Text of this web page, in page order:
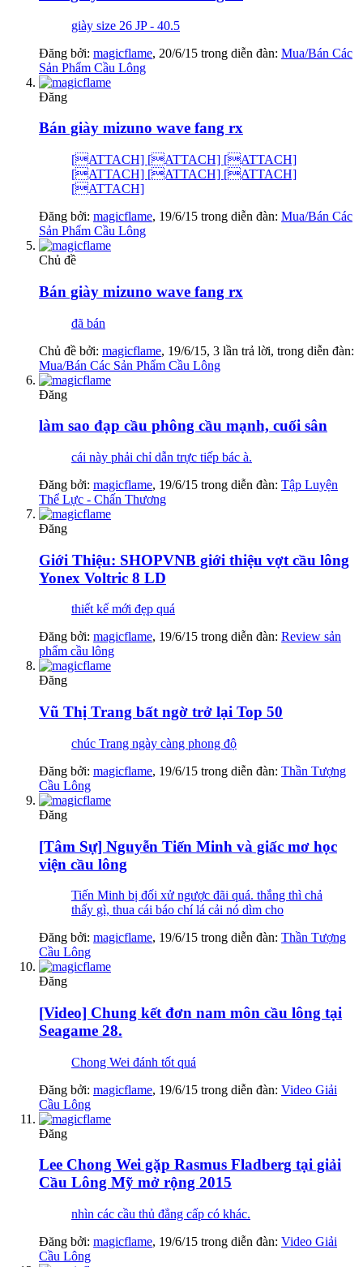
giày size 26 JP - 40.5
Đăng bởi: magicflame, 20/6/15 trong diễn đàn: Mua/Bán Các
Sản Phẩm Cầu Lông
Đăng
Bán giày mizuno wave fang rx
[ATTACH] [ATTACH] [ATTACH]
[ATTACH] [ATTACH] [ATTACH]
[ATTACH]
Đăng bởi: magicflame, 19/6/15 trong diễn đàn: Mua/Bán Các
Sản Phẩm Cầu Lông
Chủ đề
Bán giày mizuno wave fang rx
đã bán
Chủ đề bởi: magicflame, 19/6/15, 3 lần trả lời, trong diễn đàn:
Mua/Bán Các Sản Phẩm Cầu Lông
Đăng
làm sao đạp cầu phông cầu mạnh, cuối sân
cái này phải chỉ dẫn trực tiếp bác à.
Đăng bởi: magicflame, 19/6/15 trong diễn đàn: Tập Luyện
Thể Lực - Chấn Thương
Đăng
Giới Thiệu: SHOPVNB giới thiệu vợt cầu lông
Yonex Voltric 8 LD
thiết kế mới đẹp quá
Đăng bởi: magicflame, 19/6/15 trong diễn đàn: Review sản
phẩm cầu lông
Đăng
Vũ Thị Trang bất ngờ trở lại Top 50
chúc Trang ngày càng phong độ
Đăng bởi: magicflame, 19/6/15 trong diễn đàn: Thần Tượng
Cầu Lông
Đăng
[Tâm Sự] Nguyễn Tiến Minh và giấc mơ học
viện cầu lông
Tiến Minh bị đối xử ngược đãi quá. thắng thì chả
thấy gì, thua cái báo chí lá cải nó dìm cho
Đăng bởi: magicflame, 19/6/15 trong diễn đàn: Thần Tượng
Cầu Lông
Đăng
[Video] Chung kết đơn nam môn cầu lông tại
Seagame 28.
Chong Wei đánh tốt quá
Đăng bởi: magicflame, 19/6/15 trong diễn đàn: Video Giải
Cầu Lông
Đăng
Lee Chong Wei gặp Rasmus Fladberg tại giải
Cầu Lông Mỹ mở rộng 2015
nhìn các cầu thủ đẳng cấp có khác.
Đăng bởi: magicflame, 19/6/15 trong diễn đàn: Video Giải
Cầu Lông